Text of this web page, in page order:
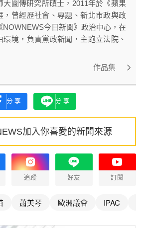
大圖傳研究所碩士，2011年於《蘋果
，曾經歷社會、專題、新北市政與政
NOWNEWS今日新聞》政治中心，在
環境，負責黨政新聞，主跑立法院、
作品集
分享 分享
加入你喜愛的新聞來源
追蹤 好友 訂閱
蕭美琴 歐洲議會 IPAC